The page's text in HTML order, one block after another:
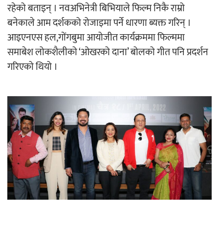
रहेको बताइन् । नवअभिनेत्री बिभियाले फिल्म निकै राम्रो
बनेकाले आम दर्शकको रोजाइमा पर्ने धारणा ब्यक्त गरिन् ।
आइएनएस हल,गोंगबुमा आयोजीत कार्यक्रममा फिल्ममा
समाबेश लोकशैलीको ‘ओखरको दाना’ बोलको गीत पनि प्रदर्शन
गरिएको थियो ।